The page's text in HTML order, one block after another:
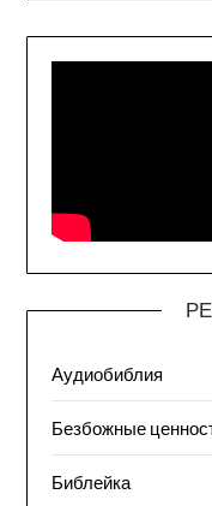
Аудиобиблия
Безбожные
Библейка